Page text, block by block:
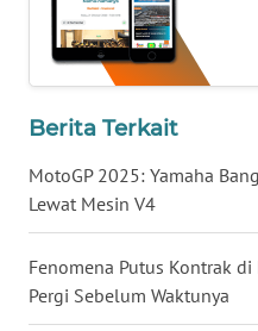
Berita Terkait
MotoGP 2025: Yamaha
Lewat Mesin V4
Fenomena Putus Kontrak
Pergi Sebelum Waktunya
WN
NTB
WN
WN